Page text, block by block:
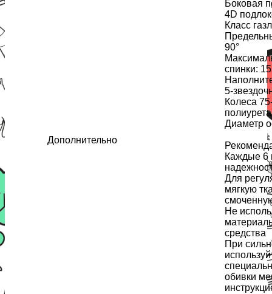
Дополнительно
Боковая
4D
Класс
90°
спинки:
5-
Колеса
Диаметр
Каждые 6
Для
мягкую
Не
средства
При
обивки